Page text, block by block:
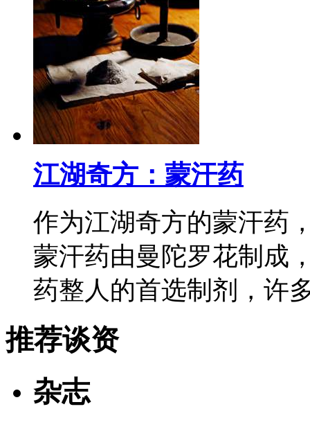
江湖奇方：蒙汗药
作为江湖奇方的蒙汗药
蒙汗药由曼陀罗花制成
药整人的首选制剂，
推荐谈资
杂志